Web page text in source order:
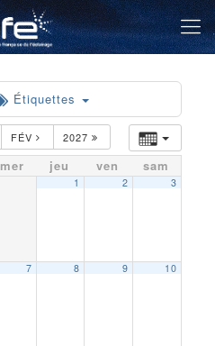
Étiquettes
FÉV 2027
mer jeu ven sam
1 2 3
7 8 9 10